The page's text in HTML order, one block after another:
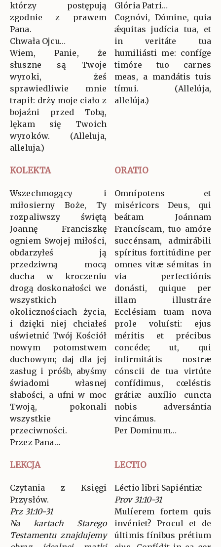
którzy postępują
zgodnie z prawem
Pana.
Chwała Ojcu…
Wiem, Panie, że
słuszne są Twoje
wyroki, żeś
sprawiedliwie mnie
trapił: drży moje ciało z
bojaźni przed Tobą,
lękam się Twoich
wyroków. (Alleluja,
alleluja.)
Glória Patri…
Cognóvi, Dómine, quia
ǽquitas judícia tua, et
in veritáte tua
humiliásti me: confíge
timóre tuo carnes
meas, a mandátis tuis
tímui. (Allelúja,
allelúja.)
KOLEKTA ORATIO
Wszechmogący i
miłosierny Boże, Ty
rozpaliwszy świętą
Joannę Franciszkę
ogniem Swojej miłości,
obdarzyłeś ją
przedziwną mocą
ducha w kroczeniu
drogą doskonałości we
wszystkich
okolicznościach życia,
i dzięki niej chciałeś
uświetnić Twój Kościół
nowym potomstwem
duchowym; daj dla jej
zasług i próśb, abyśmy
świadomi własnej
słabości, a ufni w moc
Twoją, pokonali
wszystkie
przeciwności.
Przez Pana…
Omnípotens et
miséricors Deus, qui
beátam Joánnam
Francíscam, tuo amóre
succénsam, admirábili
spíritus fortitúdine per
omnes vitæ sémitas in
via perfectiónis
donásti, quique per
illam illustráre
Ecclésiam tuam nova
prole voluísti: ejus
méritis et précibus
concéde; ut, qui
infirmitátis nostræ
cónscii de tua virtúte
confídimus, cœléstis
grátiæ auxílio cuncta
nobis adversántia
vincámus.
Per Dominum…
LEKCJA LECTIO
Czytania z Księgi
Przysłów.
Prz 31:10-31
Na kartach Starego
Testamentu znajdujemy
Léctio libri Sapiéntiæ
Prov 31:10-31
Mulíerem fortem quis
invéniet? Procul et de
últimis fínibus prétium